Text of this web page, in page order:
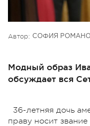
Автор: СОФИЯ
Модный образ
обсуждает вся
36-летняя дочь
праву носит